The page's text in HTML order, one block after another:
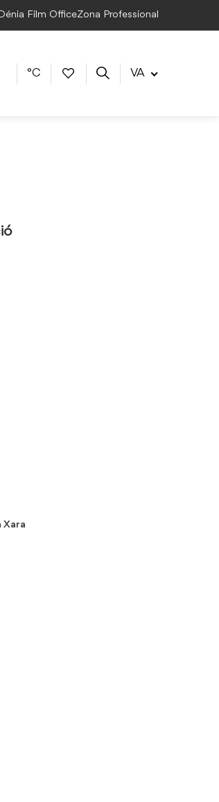
Dénia Film OfficeZona Professional
°C VA
Xara